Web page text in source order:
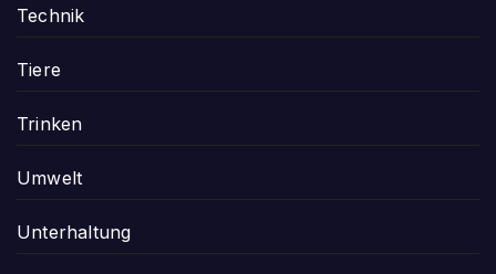
Technik
Tiere
Trinken
Umwelt
Unterhaltung